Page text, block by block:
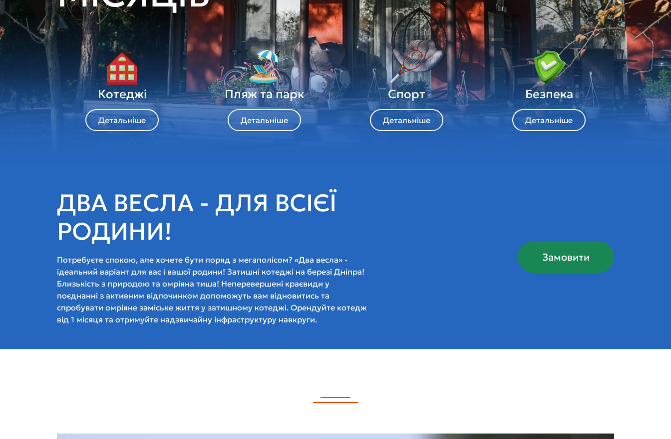
Котеджі
Детальніше
Пляж та парк
Детальніше
Спорт
Детальніше
Безпека
Детальніше
ДВА ВЕСЛА - ДЛЯ ВСІЄЇ
РОДИНИ!
Потребуєте спокою, але хочете бути поряд з мегаполісом? «Два весла» -
ідеальний варіант для вас і вашої родини! Затишні котеджі на березі Дніпра!
Близькість з природою та омріяна тиша! Неперевершені краєвиди у
поєднанні з активним відпочинком допоможуть вам відновитись та
спробувати омріяне заміське життя у затишному котеджі. Орендуйте котедж
від 1 місяця та отримуйте надзвичайну інфраструктуру навкруги.
Замовити